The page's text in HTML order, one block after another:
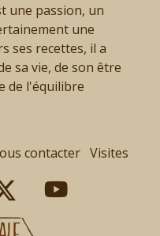
une passion, un
une
ses recettes, il a
sa vie, de son être
de l'équilibre
contacter Visites